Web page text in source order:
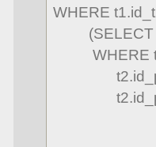
WHERE
(SELECT
WHERE
t2.id_pr =
t2.id_pr